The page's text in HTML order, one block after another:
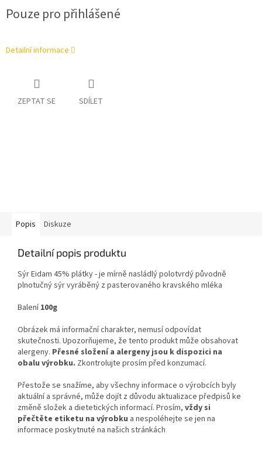
cena:
Pouze pro přihlášené
Detailní informace
ZEPTAT SE SDÍLET
Popis Diskuze
Detailní popis produktu
Sýr Eidam 45% plátky - je mírně nasládlý polotvrdý původně
plnotučný sýr vyráběný z pasterovaného kravského mléka
Balení100g
Obrázek má informační charakter, nemusí odpovídat
skutečnosti. Upozorňujeme, že tento produkt může obsahovat
alergeny. Přesné složení a alergeny jsou k dispozici na
obalu výrobku. Zkontrolujte prosím před konzumací.
Přestože se snažíme, aby všechny informace o výrobcích byly
aktuální a správné, může dojít z důvodu aktualizace předpisů ke
změně složek a dietetických informací. Prosím, vždy si
přečtěte etiketu na výrobku a nespoléhejte se jen na
informace poskytnuté na našich stránkách